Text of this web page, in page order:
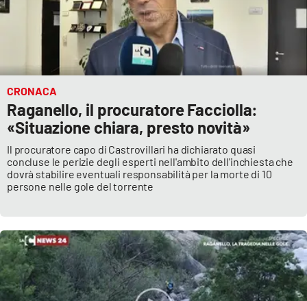
EDIZIONI
Catanzaro
Crotone
Vibo Valentia
Reggio Calabria
Lamezia Terme
CRONACA
Raganello, il procuratore Facciolla:
«Situazione chiara, presto novità»
Il procuratore capo di Castrovillari ha dichiarato quasi
concluse le perizie degli esperti nell'ambito dell'inchiesta che
dovrà stabilire eventuali responsabilità per la morte di 10
persone nelle gole del torrente